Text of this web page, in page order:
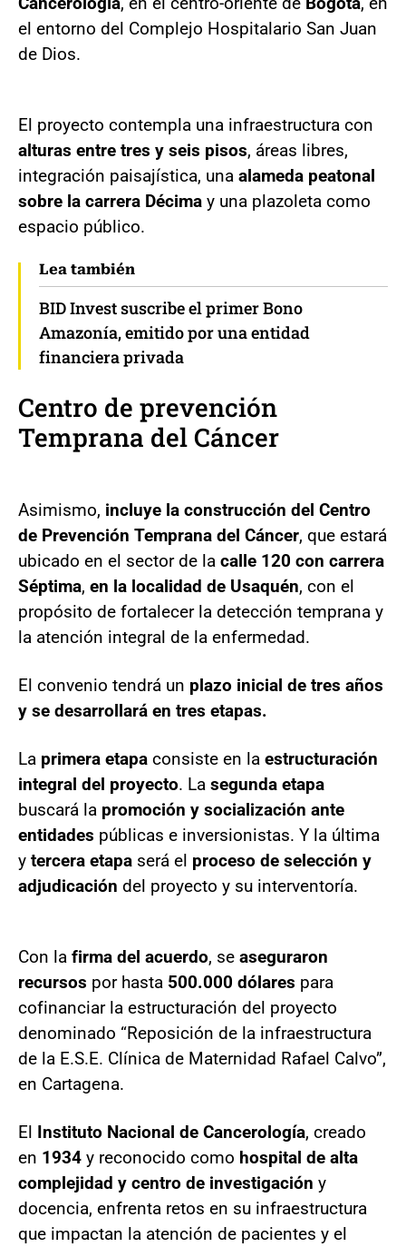
el entorno del Complejo Hospitalario San Juan
de Dios.
El proyecto contempla una infraestructura con
alturas entre tres y seis pisos, áreas libres,
integración paisajística, una alameda peatonal
sobre la carrera Décima y una plazoleta como
espacio público.
Lea también
BID Invest suscribe el primer Bono
Amazonía, emitido por una entidad
financiera privada
Centro de prevención
Temprana del Cáncer
Asimismo, incluye la construcción del Centro
de Prevención Temprana del Cáncer, que estará
ubicado en el sector de la calle 120 con carrera
Séptima, en la localidad de Usaquén, con el
propósito de fortalecer la detección temprana y
la atención integral de la enfermedad.
El convenio tendrá un plazo inicial de tres años
y se desarrollará en tres etapas.
La primera etapa consiste en la estructuración
integral del proyecto. La segunda etapa
buscará la promoción y socialización ante
entidades públicas e inversionistas. Y la última
y tercera etapa será el proceso de selección y
adjudicación del proyecto y su interventoría.
Con la firma del acuerdo, se aseguraron
recursos por hasta 500.000 dólares para
cofinanciar la estructuración del proyecto
denominado “Reposición de la infraestructura
de la E.S.E. Clínica de Maternidad Rafael Calvo”,
en Cartagena.
El Instituto Nacional de Cancerología, creado
en 1934 y reconocido como hospital de alta
complejidad y centro de investigación y
docencia, enfrenta retos en su infraestructura
que impactan la atención de pacientes y el